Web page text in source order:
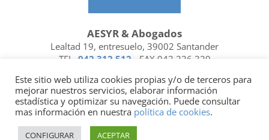
AESYR & Abogados
Lealtad 19, entresuelo, 39002 Santander
TEL. 942 312 512 - FAX 942 226 329
FacebookLinkedin
Socio de | Miembro de
Este sitio web utiliza cookies propias y/o de terceros para
mejorar nuestros servicios, elaborar información
estadística y optimizar su navegación. Puede consultar
mas información en nuestra política de cookies.
CONFIGURAR ACEPTAR